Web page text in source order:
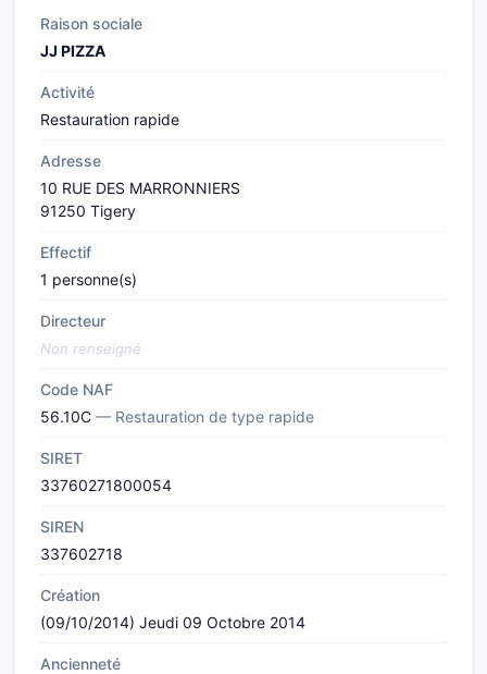
Raison sociale
JJ PIZZA
Activité
Restauration rapide
Adresse
10 RUE DES MARRONNIERS
91250 Tigery
Effectif
1 personne(s)
Directeur
Non renseigné
Code NAF
56.10C — Restauration de type rapide
SIRET
33760271800054
SIREN
337602718
Création
(09/10/2014) Jeudi 09 Octobre 2014
Ancienneté